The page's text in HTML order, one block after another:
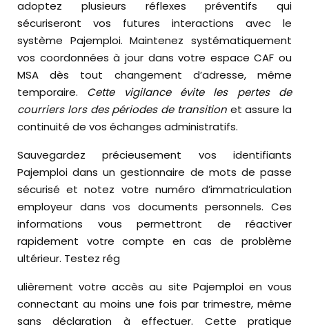
adoptez plusieurs réflexes préventifs qui
sécuriseront vos futures interactions avec le
système Pajemploi. Maintenez systématiquement
vos coordonnées à jour dans votre espace CAF ou
MSA dès tout changement d’adresse, même
temporaire. Cette vigilance évite les pertes de
courriers lors des périodes de transition et assure la
continuité de vos échanges administratifs.
Sauvegardez précieusement vos identifiants
Pajemploi dans un gestionnaire de mots de passe
sécurisé et notez votre numéro d’immatriculation
employeur dans vos documents personnels. Ces
informations vous permettront de réactiver
rapidement votre compte en cas de problème
ultérieur. Testez rég
ulièrement votre accès au site Pajemploi en vous
connectant au moins une fois par trimestre, même
sans déclaration à effectuer. Cette pratique